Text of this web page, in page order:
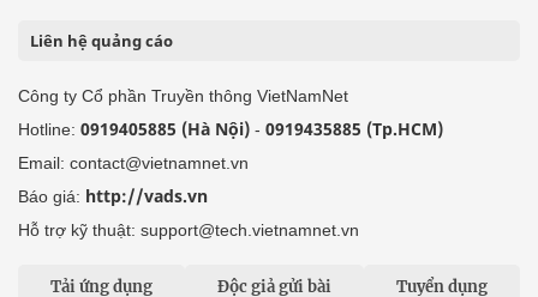
Liên hệ quảng cáo
Công ty Cổ phần Truyền thông VietNamNet
Hotline: 0919405885 (Hà Nội) - 0919435885 (Tp.HCM)
Email: contact@vietnamnet.vn
Báo giá: http://vads.vn
Hỗ trợ kỹ thuật: support@tech.vietnamnet.vn
Tải ứng dụng Độc giả gửi bài Tuyển dụng